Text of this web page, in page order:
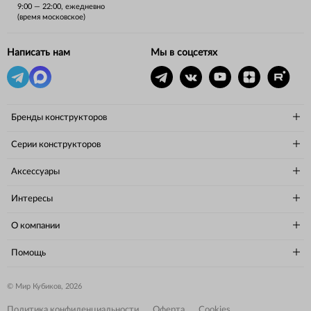
9:00 — 22:00, ежедневно
(время московское)
Написать нам Мы в соцсетях
Бренды конструкторов
Серии конструкторов
Аксессуары
Интересы
О компании
Помощь
© Мир Кубиков, 2026